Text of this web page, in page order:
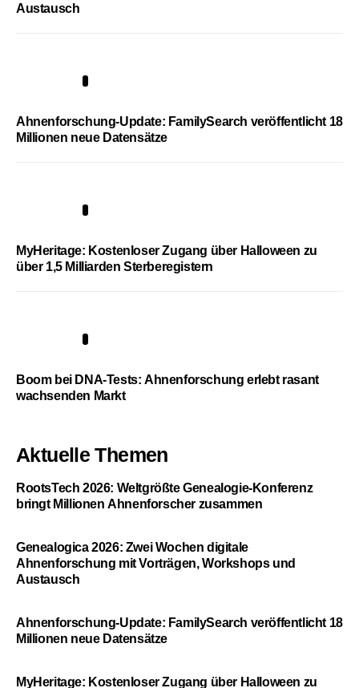
Austausch
Ahnenforschung-Update: FamilySearch veröffentlicht 18
Millionen neue Datensätze
MyHeritage: Kostenloser Zugang über Halloween zu
über 1,5 Milliarden Sterberegistern
Boom bei DNA-Tests: Ahnenforschung erlebt rasant
wachsenden Markt
Aktuelle Themen
RootsTech 2026: Weltgrößte Genealogie-Konferenz
bringt Millionen Ahnenforscher zusammen
Genealogica 2026: Zwei Wochen digitale
Ahnenforschung mit Vorträgen, Workshops und
Austausch
Ahnenforschung-Update: FamilySearch veröffentlicht 18
Millionen neue Datensätze
MyHeritage: Kostenloser Zugang über Halloween zu